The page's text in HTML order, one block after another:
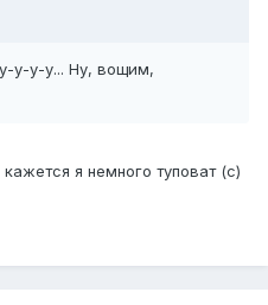
у-у-у... Ну, вощим,
кажется я немного туповат (с)